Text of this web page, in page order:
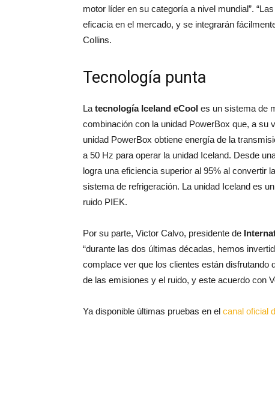
motor líder en su categoría a nivel mundial”.
eficacia en el mercado, y se integrarán
Collins.
Tecnología punta
La tecnología Iceland eCool es un sistema de
combinación con la unidad PowerBox que, a su
unidad PowerBox obtiene energía de la
a 50 Hz para operar la unidad Iceland. Desde
logra una eficiencia superior al 95% al convertir
sistema de refrigeración. La unidad Iceland es
ruido PIEK.
Por su parte, Victor Calvo, presidente de
“durante las dos últimas décadas, hemos
complace ver que los clientes están disfrutando
de las emisiones y el ruido, y este acuerdo con
Ya disponible últimas pruebas en el canal oficial